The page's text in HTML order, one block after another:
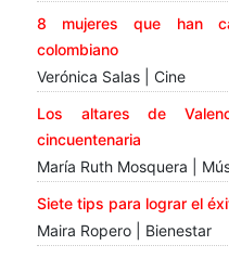
8 mujeres que han
colombiano
Verónica Salas | Cine
Los altares de
cincuentenaria
María Ruth Mosquera |
Siete tips para lograr el
Maira Ropero | Bienestar